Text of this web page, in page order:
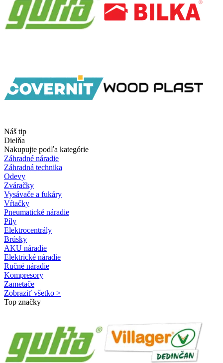
Náš tip
Dielňa
Nakupujte podľa kategórie
Záhradné náradie
Záhradná technika
Odevy
Zváračky
Vysávače a fukáry
Vŕtačky
Pneumatické náradie
Píly
Elektrocentrály
Brúsky
AKU náradie
Elektrické náradie
Ručné náradie
Kompresory
Zametače
Zobraziť všetko >
Top značky